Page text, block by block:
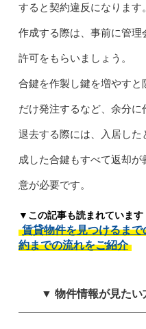
すると契約違反になります。
作成する際は、事前に管理
許可をもらいましょう。
合鍵を作製し鍵を増やす
だけ発注するなど、余分に
退去する際には、入居し
成した合鍵もすべて返却
意が必要です。
▼この記事も読まれています
賃貸物件を見つけるま
約までの流れをご紹介
▼ 物件情報が見た